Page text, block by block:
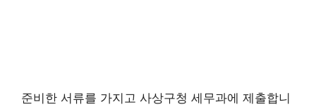
준비한 서류를 가지고 사상구청 세무과에 제출합니